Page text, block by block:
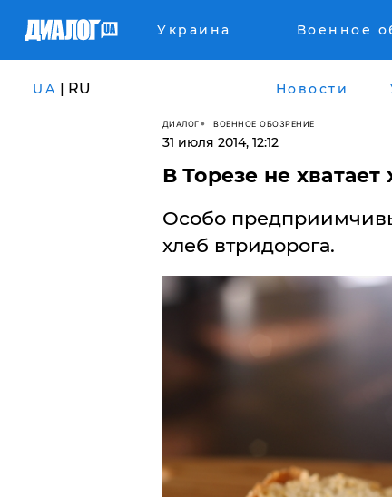
Украина Военное
UA | RU Новости
ДИАЛОГ ВОЕННОЕ ОБОЗРЕНИЕ
31 июля 2014, 12:12
В Торезе не хватает
Особо
хлеб втридорога.